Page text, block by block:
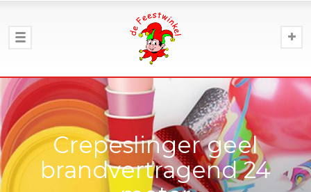
Crepeslinger geel
brandvertragend 24